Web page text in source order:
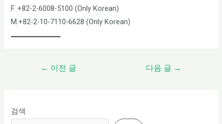
F. +82-2-6008-5100 (Only Korean)
M.+82-2-10-7110-6628 (Only Korean)
← 이전 글 다음 글 →
검색